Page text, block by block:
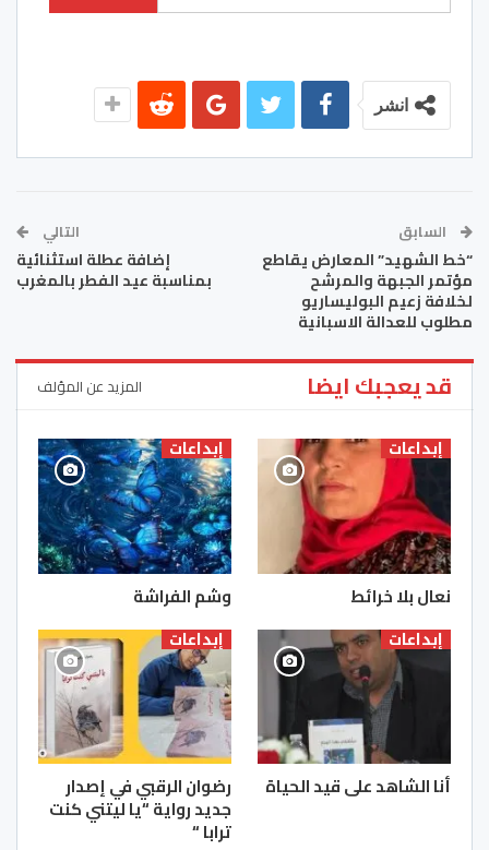
انشر
السابق
“خط الشهيد” المعارض يقاطع
مؤتمر الجبهة والمرشح
لخلافة زعيم البوليساريو
مطلوب للعدالة الاسبانية
التالي
إضافة عطلة استثنائية
بمناسبة عيد الفطر بالمغرب
قد يعجبك ايضا المزيد عن المؤلف
إبداعات
نعال بلا خرائط
إبداعات
وشم الفراشة
إبداعات
أنا الشاهد على قيد الحياة
إبداعات
رضوان الرقبي في إصدار
جديد رواية “يا ليتني كنت
ترابا “